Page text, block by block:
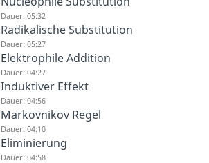
Dauer: 05:32
Radikalische Substitution
Dauer: 05:27
Elektrophile Addition
Dauer: 04:27
Induktiver Effekt
Dauer: 04:56
Markovnikov Regel
Dauer: 04:10
Eliminierung
Dauer: 04:58